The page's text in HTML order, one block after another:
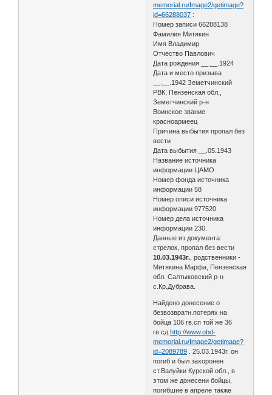
memorial.ru/Image2/getimage?
id=66288037 :
Номер записи 66288138
Фамилия Митякин
Имя Владимир
Отчество Павлович
Дата рождения __.__.1924
Дата и место призыва
__.__.1942 Земетчинский
РВК, Пензенская обл.,
Земетчинский р-н
Воинское звание
красноармеец
Причина выбытия пропал без
вести
Дата выбытия __.05.1943
Название источника
информации ЦАМО
Номер фонда источника
информации 58
Номер описи источника
информации 977520
Номер дела источника
информации 230.
Данные из документа:
стрелок, пропал без вести
10.03.1943г. , родственники -
Митякина Марфа, Пензенская
обл. Салтыковский р-н
с.Кр.Дубрава.
Найдено донесение о
безвозвратн.потерях на
бойца 106 гв.сп той же 36
гв.сдhttp://www.obd-
memorial.ru/Image2/getimage?
id=2089789 . 25.03.1943г. он
погиб и был захоронен
ст.Валуйки Курской обл., в
этом же донесени бойцы,
погибшие в апреле также